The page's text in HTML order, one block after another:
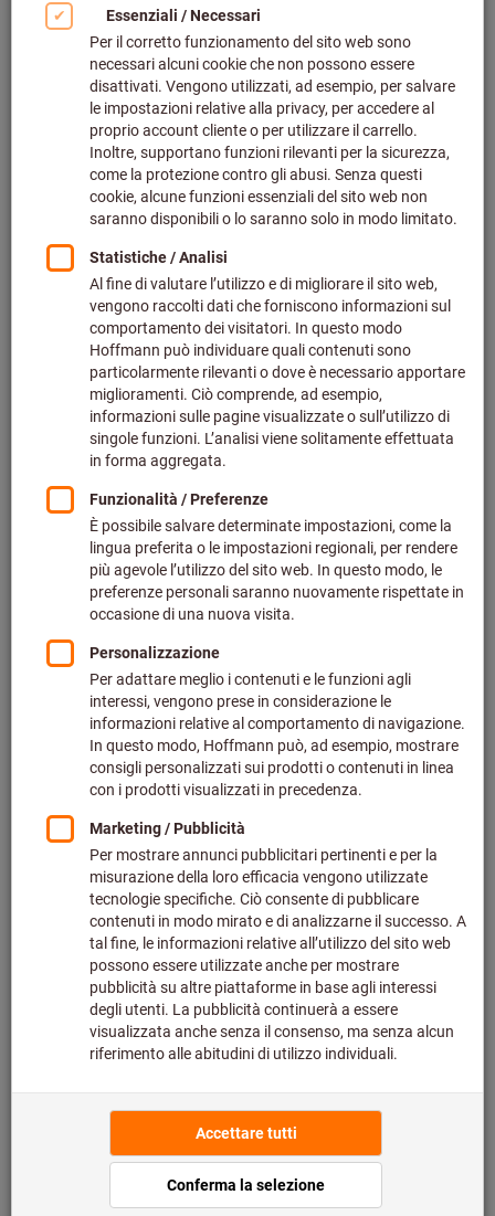
Produkte
Unterlegplatte für
Klemmdrehhalter und
Bohrstangen ER/IL
Art.-Nr.: 272600
Lieferbar
8 Varianten
ab
zzgl. MwSt.zzgl. Versandkosten
Zu den Varianten
Führungsbuchse für Bohrung H7
Art.-Nr.: 290415
Lieferbar
33 Varianten
ab
37,70 €
zzgl. MwSt.zzgl. Versandkosten
Zu den Varianten
Ersatzteil-Set Klemmhalter
Lieferbar
2 Varianten
6,75 €
zzgl. MwSt.zzgl. Versandkosten
Zu den Varianten
Klemmdrehhalter und
Bohrstangen EL/IR